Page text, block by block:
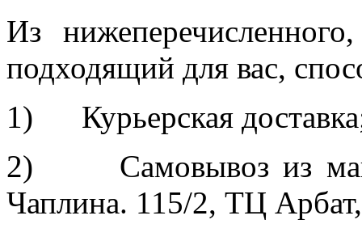
Из
подходящий для вас,
1) Курьерская
2) Самовывоз из
Чаплина. 115/2, ТЦ